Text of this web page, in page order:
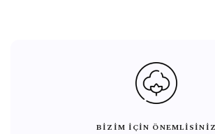
BİZİM İÇİN ÖNEMLİSİNİZ